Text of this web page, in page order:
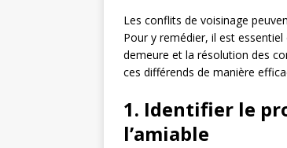
Les conflits de voisinage
Pour y remédier, il est
demeure et la résolution des
ces différends de manière
1. Identifier le
l’amiable